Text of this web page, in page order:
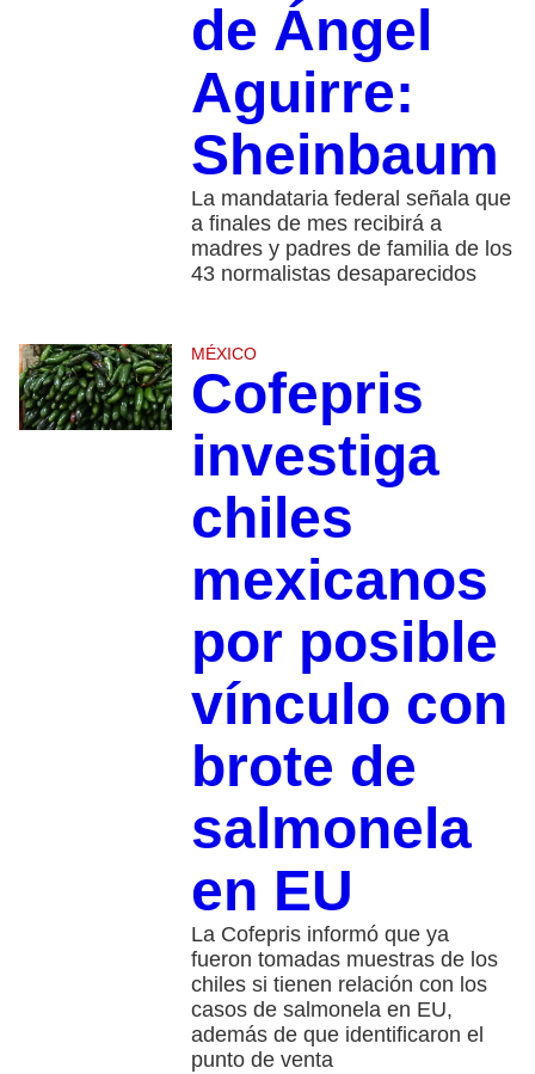
de Ángel
Aguirre:
Sheinbaum
La mandataria federal señala que
a finales de mes recibirá a
madres y padres de familia de los
43 normalistas desaparecidos
MÉXICO
Cofepris
investiga
chiles
mexicanos
por posible
vínculo con
brote de
salmonela
en EU
La Cofepris informó que ya
fueron tomadas muestras de los
chiles si tienen relación con los
casos de salmonela en EU,
además de que identificaron el
punto de venta